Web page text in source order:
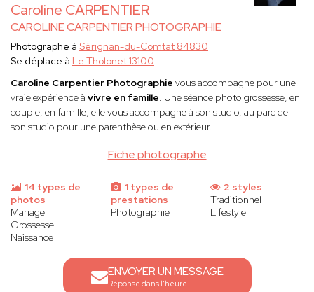
Caroline CARPENTIER
CAROLINE CARPENTIER PHOTOGRAPHIE
Fiche photographe
Photographe à Sérignan-du-Comtat 84830
Se déplace à Le Tholonet 13100
Caroline Carpentier Photographie vous accompagne pour une
vraie expérience à vivre en famille. Une séance photo grossesse, en
couple, en famille, elle vous accompagne à son studio, au parc de
son studio pour une parenthèse ou en extérieur.
14 types de
photos
Mariage
Grossesse
Naissance
1 types de
prestations
Photographie
2 styles
Traditionnel
Lifestyle
ENVOYER UN MESSAGE
Réponse dans l'heure